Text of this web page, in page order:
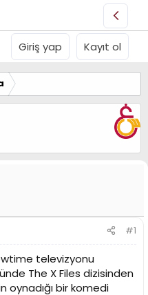
Giriş yap Kayıt ol
#1
televizyonu
The X Files dizisinden
oynadığı bir komedi